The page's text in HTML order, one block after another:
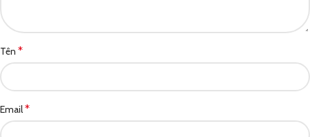
Tên *
Email*